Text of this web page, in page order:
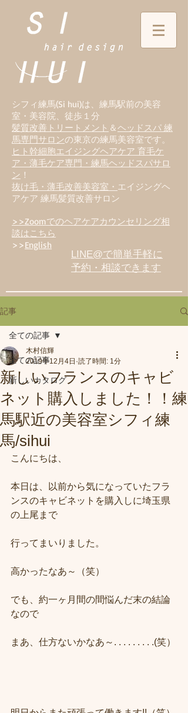
シフィ練馬(Si hui)は、 練馬駅前の美容
室・美容院、徒歩１分
髪質改善トリートメント ＆ヘッドスパ 練
馬専門サロンの東京の練馬美容室です。
ヒト幹細胞エイジングヘアケア 育毛ケ
ア・薄毛ケア専門・練馬ヘッドスパサロ
ン ！
抜け毛・薄毛改善美容室・ エイジングヘ
アケア 練馬髪質改善サロン
>>Zoomでのヘアケアカウンセリング相
談はこちら
>>English
LINE@で簡単手軽に
予約・相談できます
記事
全ての記事
新しいカタログ
全ての記事
新しいフランスのキャビ
ネット購入しました！！練
馬駅近の美容室シフィ練
馬/sihui
木村信輝
2019年12月4日 読了時間: 1分
こんにちは、
本日は、以前から気になっていたフラ
ンスのキャビネットを購入しに埼玉県
の上尾まで
行ってまいりました。
高かったなあ～（笑）
でも、約一ヶ月間の間悩んだ末の結論
なので
まあ、仕方ないかなあ～. . . . . . . . .(笑）